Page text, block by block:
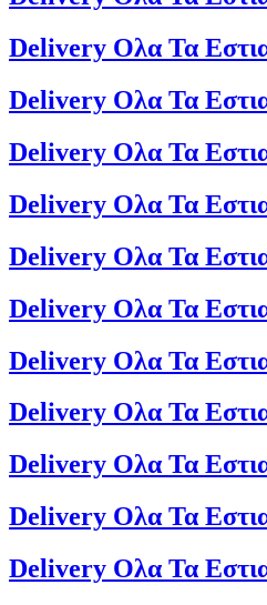
Delivery Ολα Τα
Delivery Ολα Τα
Delivery Ολα Τα
Delivery Ολα Τα
Delivery Ολα Τα
Delivery Ολα Τα
Delivery Ολα Τα
Delivery Ολα Τα
Delivery Ολα Τα
Delivery Ολα Τα
Delivery Ολα Τα